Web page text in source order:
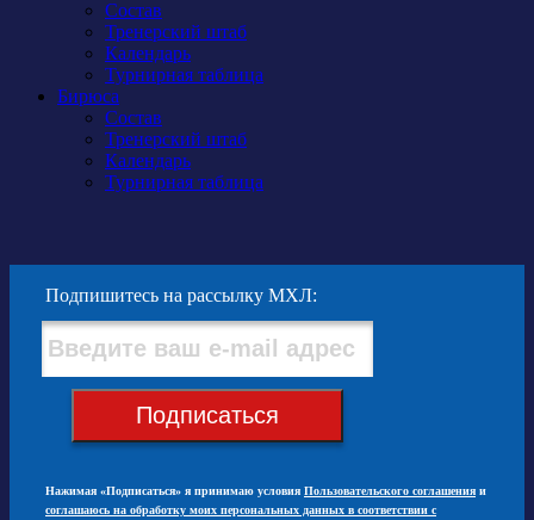
Состав
Тренерский штаб
Календарь
Турнирная таблица
Бирюса
Состав
Тренерский штаб
Календарь
Турнирная таблица
Подпишитесь на рассылку МХЛ:
Подписаться
Нажимая «Подписаться» я принимаю условия Пользовательского соглашения и
соглашаюсь на обработку моих персональных данных в соответствии с